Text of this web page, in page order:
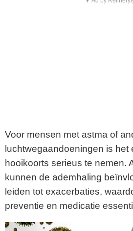
Voor mensen met astma of
luchtwegaandoeningen is het
hooikoorts serieus te nemen.
kunnen de ademhaling
leiden tot exacerbaties,
preventie en medicatie